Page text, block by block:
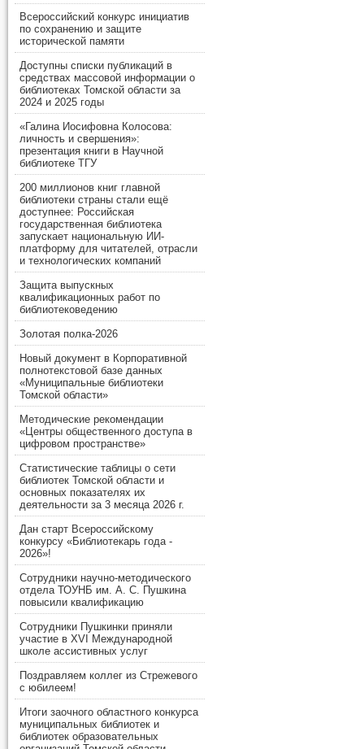
Всероссийский конкурс инициатив
по сохранению и защите
исторической памяти
Доступны списки публикаций в
средствах массовой информации о
библиотеках Томской области за
2024 и 2025 годы
«Галина Иосифовна Колосова:
личность и свершения»:
презентация книги в Научной
библиотеке ТГУ
200 миллионов книг главной
библиотеки страны стали ещё
доступнее: Российская
государственная библиотека
запускает национальную ИИ-
платформу для читателей, отрасли
и технологических компаний
Защита выпускных
квалификационных работ по
библиотековедению
Золотая полка-2026
Новый документ в Корпоративной
полнотекстовой базе данных
«Муниципальные библиотеки
Томской области»
Методические рекомендации
«Центры общественного доступа в
цифровом пространстве»
Статистические таблицы о сети
библиотек Томской области и
основных показателях их
деятельности за 3 месяца 2026 г.
Дан старт Всероссийскому
конкурсу «Библиотекарь года -
2026»!
Сотрудники научно-методического
отдела ТОУНБ им. А. С. Пушкина
повысили квалификацию
Сотрудники Пушкинки приняли
участие в XVI Международной
школе ассистивных услуг
Поздравляем коллег из Стрежевого
с юбилеем!
Итоги заочного областного конкурса
муниципальных библиотек и
библиотек образовательных